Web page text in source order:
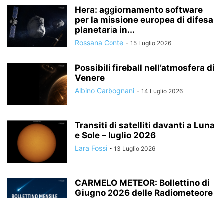
Hera: aggiornamento software
per la missione europea di difesa
planetaria in...
Rossana Conte - 15 Luglio 2026
Possibili fireball nell’atmosfera di
Venere
Albino Carbognani - 14 Luglio 2026
Transiti di satelliti davanti a Luna
e Sole – luglio 2026
Lara Fossi - 13 Luglio 2026
CARMELO METEOR: Bollettino di
Giugno 2026 delle Radiometeore